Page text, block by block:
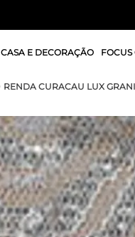
CASA E DECORAÇÃO FOCUS
RENDA CURACAU LUX